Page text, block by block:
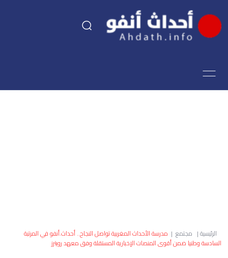
اقتصاد
العالم الرئيسية| مجتمع | مدرسة الأحداث المغربية تواصل النجاح.. أحداث.أنفو في المرتبة
السادسة وطنيا ضمن أقوى المنصات الإخبارية المستقلة وفق معهد رويترز